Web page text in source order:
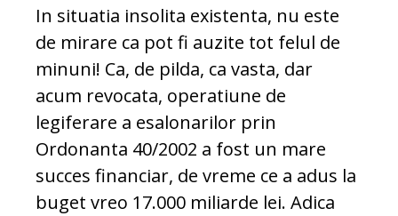
In situatia insolita existenta, nu este
de mirare ca pot fi auzite tot felul de
minuni! Ca, de pilda, ca vasta, dar
acum revocata, operatiune de
legiferare a esalonarilor prin
Ordonanta 40/2002 a fost un mare
succes financiar, de vreme ce a adus la
buget vreo 17.000 miliarde lei. Adica